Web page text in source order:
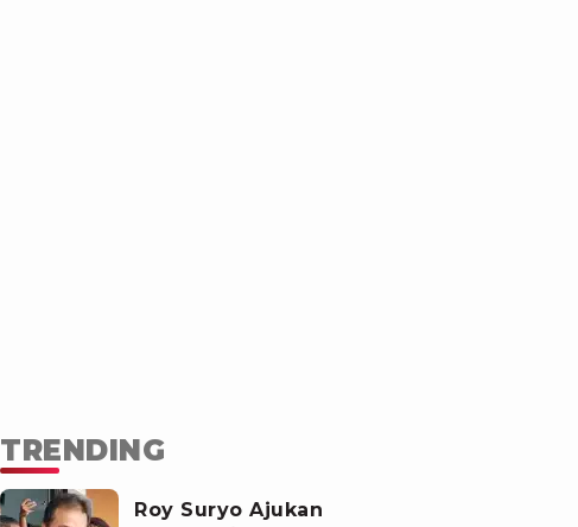
TRENDING
Roy Suryo Ajukan